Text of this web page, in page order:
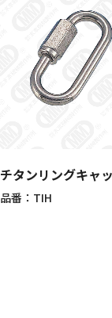
チタンリングキャ
品番：TIH